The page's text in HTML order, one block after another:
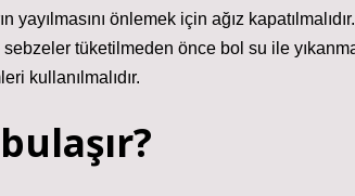
yayılmasını önlemek için ağız
tüketilmeden önce bol su ile
kullanılmalıdır.